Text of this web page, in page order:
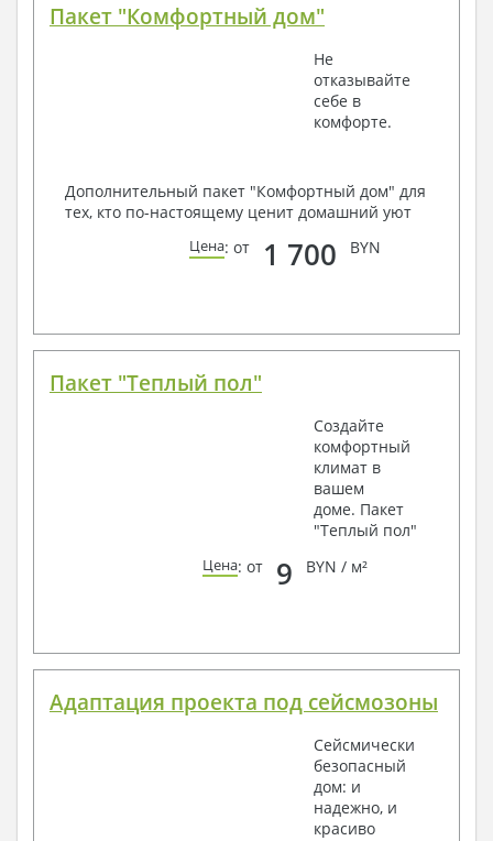
Пакет "Комфортный дом"
Не
отказывайте
себе в
комфорте.
Дополнительный пакет "Комфортный дом" для
тех, кто по-настоящему ценит домашний уют
Цена: от 1 700 BYN
Пакет "Теплый пол"
Создайте
комфортный
климат в
вашем
доме. Пакет
"Теплый пол"
Цена: от 9 BYN / м²
Адаптация проекта под сейсмозоны
Сейсмически
безопасный
дом: и
надежно, и
красиво